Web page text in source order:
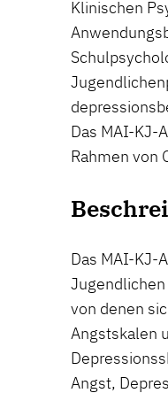
Klinischen
Das MAI-KJ-
Rahmen von
Das MAI-KJ-
von denen
Angstskalen
Angst,